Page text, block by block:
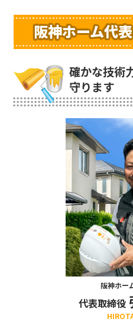
阪神ホーム代
確かな技術
守ります
阪神ホー
代表取締役